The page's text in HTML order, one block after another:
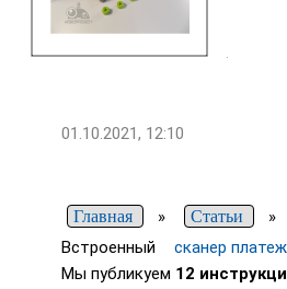
01.10.2021, 12:10
Главная » Статьи »
Встроенный
сканер
Мы публикуем 12